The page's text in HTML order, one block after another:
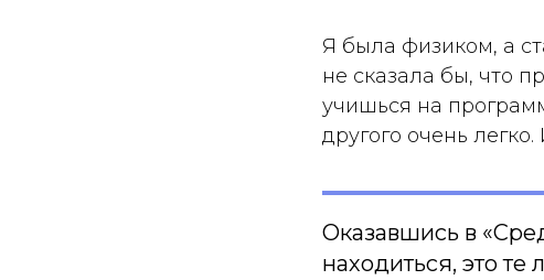
Я была физиком, а
не сказала бы, что
учишься на
другого очень
Оказавшись в
находиться, это